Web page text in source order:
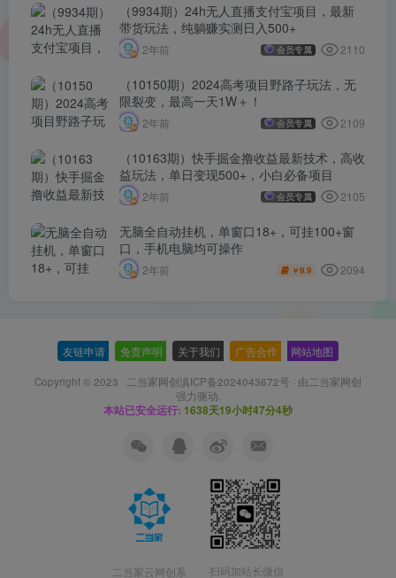
（9934期）24h无人直播支付宝项目，最新
带货玩法，纯躺赚实测日入500+
2年前 会员专属 2110
（10150期）2024高考项目野路子玩法，无
限裂变，最高一天1W＋！
2年前 会员专属 2109
（10163期）快手掘金撸收益最新技术，高收
益玩法，单日变现500+，小白必备项目
2年前 会员专属 2105
无脑全自动挂机，单窗口18+，可挂100+窗
口，手机电脑均可操作
2年前 ￥9.9 2094
友链申请 免责声明 关于我们 广告合作 网站地图
Copyright © 2023 · 二当家网创滇ICP备2024043672号 · 由二当家网创
强力驱动.
本站已安全运行: 1638天19小时47分4秒
二当家云网创系 扫码加站长微信